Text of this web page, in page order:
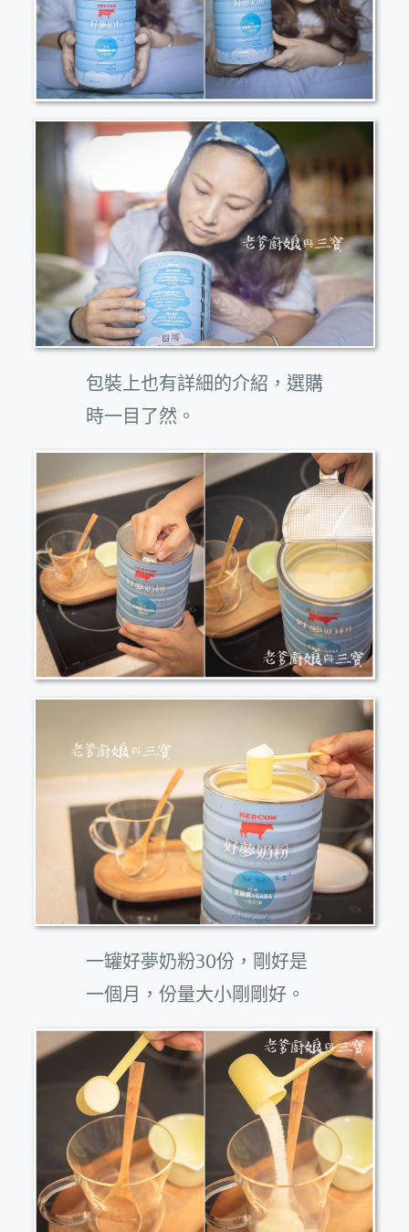
包裝上也有詳細的介紹，選購
時一目了然。
一罐好夢奶粉30份，剛好是
一個月，份量大小剛剛好。